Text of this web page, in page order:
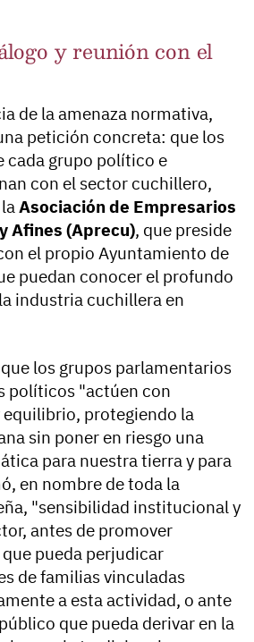
y reunión con el
de la amenaza normativa,
petición concreta: que los
cada grupo político e
con el sector cuchillero,
Asociación de Empresarios
Afines (Aprecu), que preside
el propio Ayuntamiento de
puedan conocer el profundo
industria cuchillera en
los grupos parlamentarios
políticos "actúen con
protegiendo la
sin poner en riesgo una
para nuestra tierra y para
en nombre de toda la
"sensibilidad institucional y
antes de promover
pueda perjudicar
de familias vinculadas
a esta actividad, o ante
que pueda derivar en la